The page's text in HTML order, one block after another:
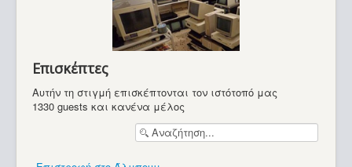
Υπολογιστές
Επισκέπτες
Αυτήν τη στιγμή επισκέπτονται τον ιστότοπό μας
1330 guests και κανένα μέλος